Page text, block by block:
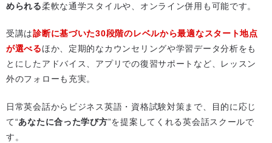
められる柔軟な通学スタイルや、オンライン併用も可能です。
受講は診断に基づいた30段階のレベルから最適なスタート地点
が選べるほか、定期的なカウンセリングや学習データ分析をも
とにしたアドバイス、アプリでの復習サポートなど、レッスン
外のフォローも充実。
日常英会話からビジネス英語・資格試験対策まで、目的に応じ
て“あなたに合った学び方”を提案してくれる英会話スクールで
す。